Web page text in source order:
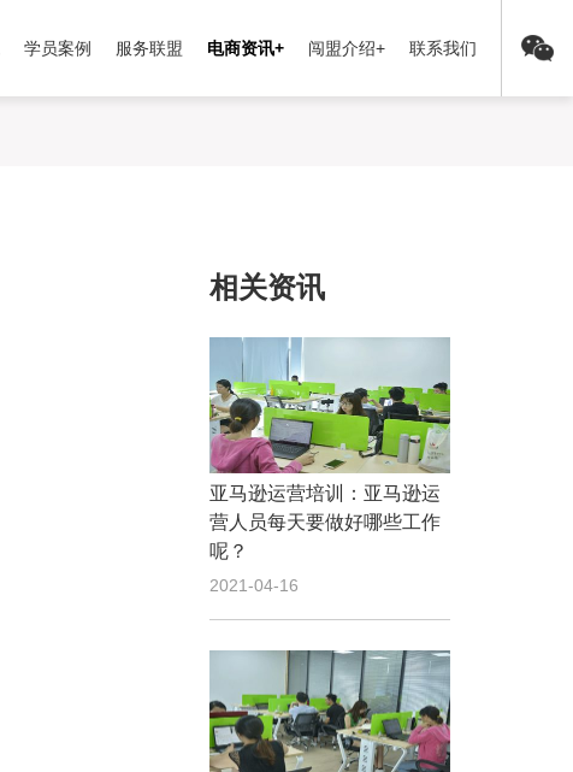
学员案例 服务联盟 电商资讯+ 闯盟介绍+ 联系我们
相关资讯
亚马逊运营培训：亚马逊运
营人员每天要做好哪些工作
呢？
2021-04-16